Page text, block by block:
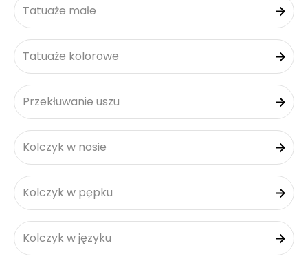
Tatuaże małe
Tatuaże kolorowe
Przekłuwanie uszu
Kolczyk w nosie
Kolczyk w pępku
Kolczyk w języku